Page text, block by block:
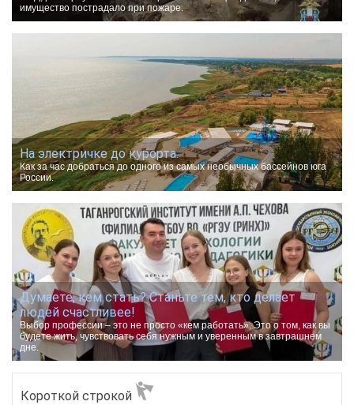
имущество пострадало при пожаре.
На электричке до курорта.
Как за час добраться до одного из самых необычных бассейнов юга
России.
Думаете, кем стать? Станьте тем, кто делает
людей счастливее!
Выбор профессии – это не просто «кем работать». Это о том, как вы
будете жить, чувствовать себя нужным и уверенным в завтрашнем
дне.
Короткой строкой